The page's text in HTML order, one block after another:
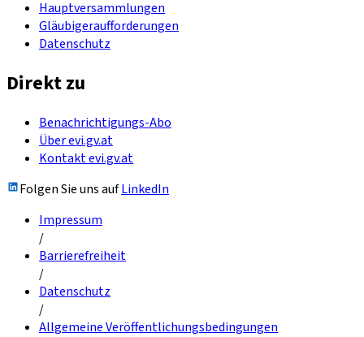
Hauptversammlungen
Gläubigeraufforderungen
Datenschutz
Direkt zu
Benachrichtigungs-Abo
Über evi.gv.at
Kontakt evi.gv.at
Folgen Sie uns aufLinkedIn
Impressum
/
Barrierefreiheit
/
Datenschutz
/
Allgemeine Veröffentlichungsbedingungen